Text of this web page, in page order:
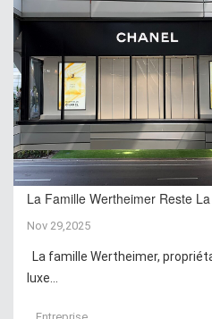
La Famille Wertheimer Reste
Nov 29,2025
La famille Wertheimer,
luxe...